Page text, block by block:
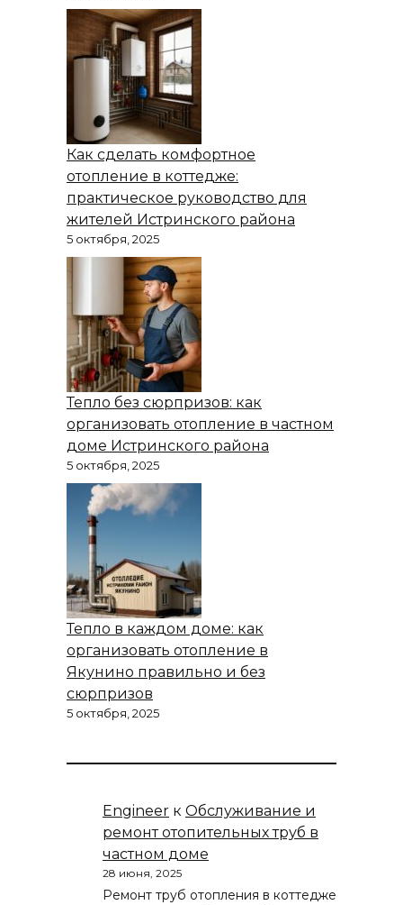
Как сделать комфортное
отопление в коттедже:
практическое руководство для
жителей Истринского района
5 октября, 2025
Тепло без сюрпризов: как
организовать отопление в частном
доме Истринского района
5 октября, 2025
Тепло в каждом доме: как
организовать отопление в
Якунино правильно и без
сюрпризов
5 октября, 2025
Engineer к Обслуживание и
ремонт отопительных труб в
частном доме
28 июня, 2025
Ремонт труб отопления в коттедже